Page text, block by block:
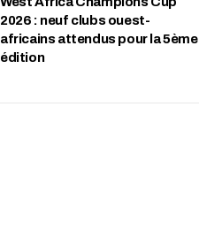
2026 : neuf clubs ouest-
africains attendus pour la 5ème
édition